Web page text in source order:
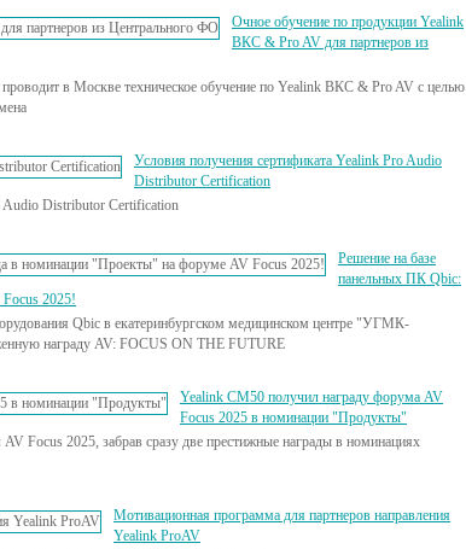
Очное обучение по продукции Yealink
ВКС & Pro AV для партнеров из
в Москве техническое обучение по Yealink ВКС & Pro AV с целью
Условия получения сертификата Yealink Pro Audio
Distributor Certification
Audio Distributor Certification
Решение на базе
панельных ПК Qbic:
2025!
Qbic в екатеринбургском медицинском центре "УГМК-
награду AV: FOCUS ON THE FUTURE
Yealink CM50 получил награду форума AV
Focus 2025 в номинации "Продукты"
Focus 2025, забрав сразу две престижные награды в номинациях
Мотивационная программа для партнеров направления
Yealink ProAV